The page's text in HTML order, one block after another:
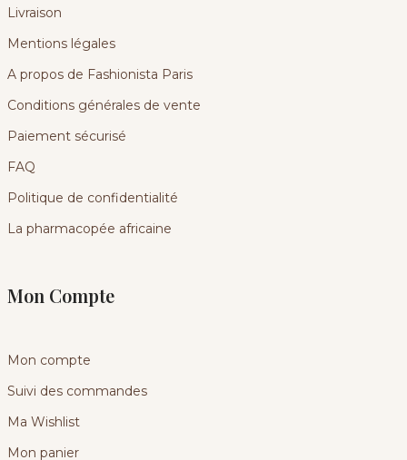
Livraison
Mentions légales
A propos de Fashionista Paris
Conditions générales de vente
Paiement sécurisé
FAQ
Politique de confidentialité
La pharmacopée africaine
Mon Compte
Mon compte
Suivi des commandes
Ma Wishlist
Mon panier